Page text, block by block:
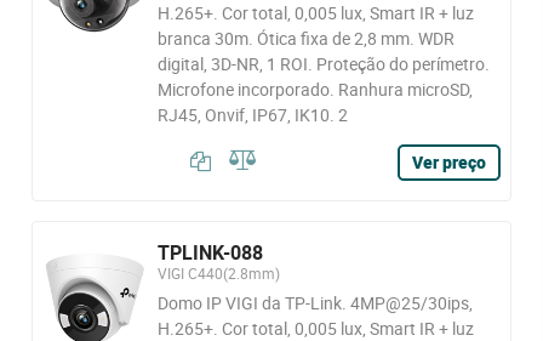
H.265+. Cor total, 0,005 lux, Smart IR + luz
branca 30m. Ótica fixa de 2,8 mm. WDR
digital, 3D-NR, 1 ROI. Proteção do perímetro.
Microfone incorporado. Ranhura microSD,
RJ45, Onvif, IP67, IK10. 2
Ver preço
TPLINK-088
VIGI C440(2.8mm)
Domo IP VIGI da TP-Link. 4MP@25/30ips,
H.265+. Cor total, 0,005 lux, Smart IR + luz